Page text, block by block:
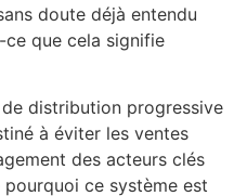
doute déjà entendu
ce que cela signifie
distribution progressive
à éviter les ventes
des acteurs clés
pourquoi ce système est